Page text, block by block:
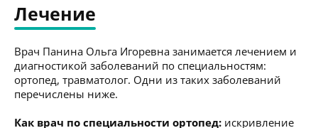
Лечение
Врач Панина Ольга Игоревна занимается лечением и
диагностикой заболеваний по специальностям:
ортопед, травматолог. Одни из таких заболеваний
перечислены ниже.
Как врач по специальности ортопед: искривление